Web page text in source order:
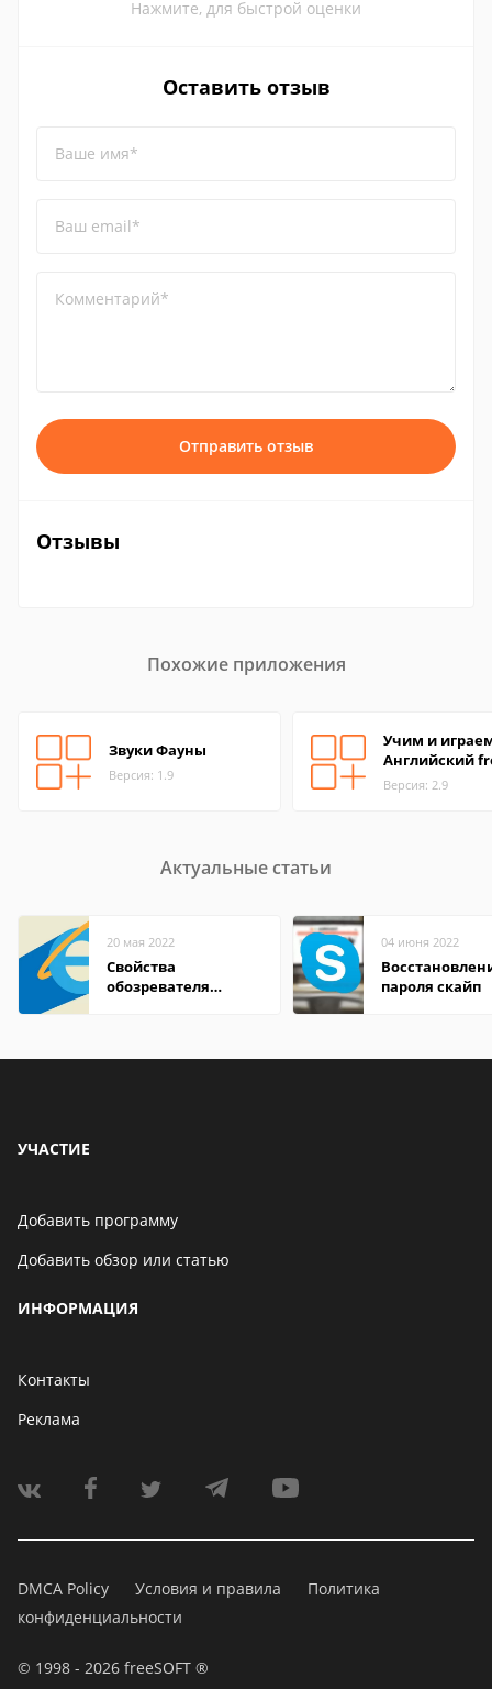
Нажмите, для быстрой оценки
Оставить отзыв
Ваше имя*
Ваш email*
Комментарий*
Отправить отзыв
Отзывы
Похожие приложения
Звуки Фауны
Версия: 1.9
Учим и
Английский
Версия: 2.9
Актуальные статьи
20 мая 2022
Свойства
обозревателя
04 июня 2022
пароля скайп
УЧАСТИЕ
Добавить программу
Добавить обзор или статью
ИНФОРМАЦИЯ
Контакты
Реклама
DMCA Policy Условия и правила
Политика
конфиденциальности
© 1998 - 2026 freeSOFT ®